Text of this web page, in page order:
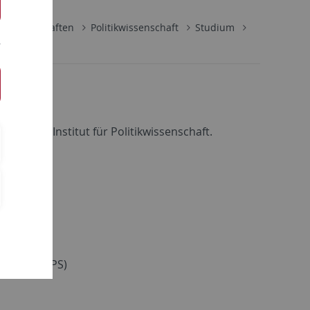
Politikwissenschaft
Studium
am Institut für Politikwissenschaft.
(CMEPS)